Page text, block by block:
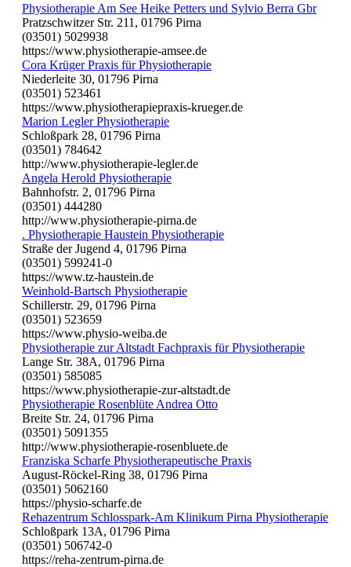
Physiotherapie Am See Heike Petters und Sylvio Berra Gbr
Pratzschwitzer Str. 211, 01796 Pirna
(03501) 5029938
https://www.physiotherapie-amsee.de
Cora Krüger Praxis für Physiotherapie
Niederleite 30, 01796 Pirna
(03501) 523461
https://www.physiotherapiepraxis-krueger.de
Marion Legler Physiotherapie
Schloßpark 28, 01796 Pirna
(03501) 784642
http://www.physiotherapie-legler.de
Angela Herold Physiotherapie
Bahnhofstr. 2, 01796 Pirna
(03501) 444280
http://www.physiotherapie-pirna.de
. Physiotherapie Haustein Physiotherapie
Straße der Jugend 4, 01796 Pirna
(03501) 599241-0
https://www.tz-haustein.de
Weinhold-Bartsch Physiotherapie
Schillerstr. 29, 01796 Pirna
(03501) 523659
https://www.physio-weiba.de
Physiotherapie zur Altstadt Fachpraxis für Physiotherapie
Lange Str. 38A, 01796 Pirna
(03501) 585085
https://www.physiotherapie-zur-altstadt.de
Physiotherapie Rosenblüte Andrea Otto
Breite Str. 24, 01796 Pirna
(03501) 5091355
http://www.physiotherapie-rosenbluete.de
Franziska Scharfe Physiotherapeutische Praxis
August-Röckel-Ring 38, 01796 Pirna
(03501) 5062160
https://physio-scharfe.de
Rehazentrum Schlosspark-Am Klinikum Pirna Physiotherapie
Schloßpark 13A, 01796 Pirna
(03501) 506742-0
https://reha-zentrum-pirna.de